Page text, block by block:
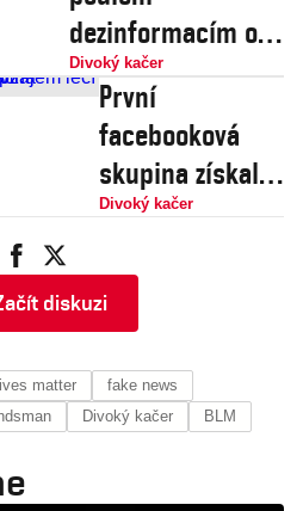
dezinformacím o
sobě a věří, že je
opravdu očkovaný
Divoký kačer
První
facebooková
skupina získala
zdravotní
Členové skupiny
se navzájem
léčí i operují
Divoký kačer
diskuzi
matter
fake news
Divoký kačer BLM